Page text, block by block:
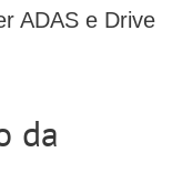
ADAS e Drive
da